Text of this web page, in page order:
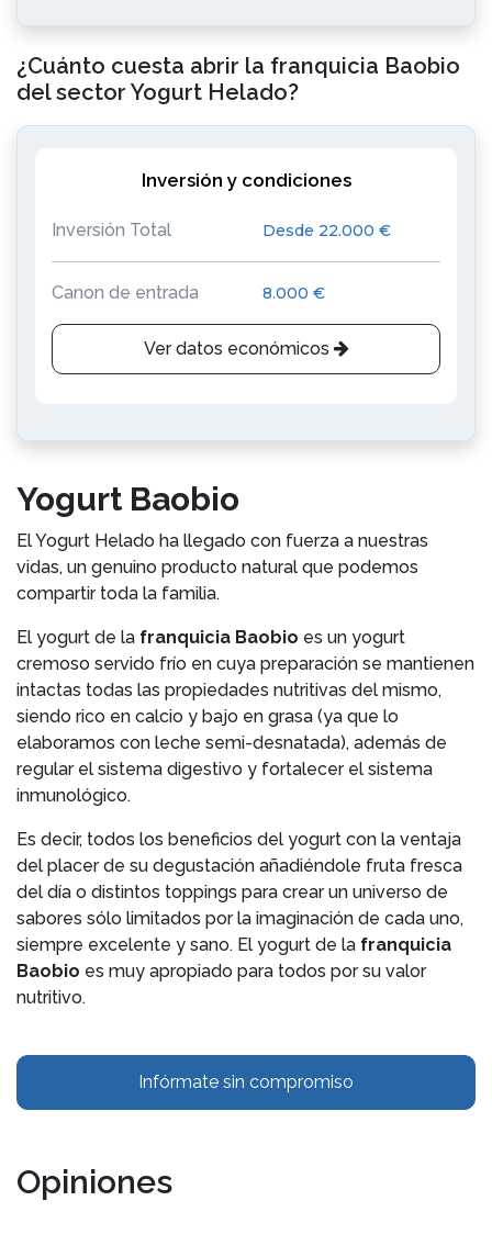
¿Cuánto cuesta abrir la franquicia Baobio
del sector Yogurt Helado?
Inversión y condiciones
Inversión Total Desde 22.000 €
Canon de entrada 8.000 €
Ver datos económicos
Yogurt Baobio
El Yogurt Helado ha llegado con fuerza a nuestras
vidas, un genuino producto natural que podemos
compartir toda la familia.
El yogurt de la franquicia Baobio es un yogurt
cremoso servido frío en cuya preparación se mantienen
intactas todas las propiedades nutritivas del mismo,
siendo rico en calcio y bajo en grasa (ya que lo
elaboramos con leche semi-desnatada), además de
regular el sistema digestivo y fortalecer el sistema
inmunológico.
Es decir, todos los beneficios del yogurt con la ventaja
del placer de su degustación añadiéndole fruta fresca
del día o distintos toppings para crear un universo de
sabores sólo limitados por la imaginación de cada uno,
siempre excelente y sano. El yogurt de la franquicia
Baobio es muy apropiado para todos por su valor
nutritivo.
Infórmate sin compromiso
Opiniones